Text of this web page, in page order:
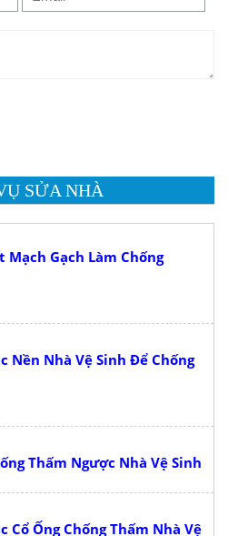
SỬA NHÀ
Mạch Gạch Làm Chống
Nền Nhà Vệ Sinh Để Chống
Thấm Ngược Nhà Vệ Sinh
Cổ Ống Chống Thấm Nhà Vệ